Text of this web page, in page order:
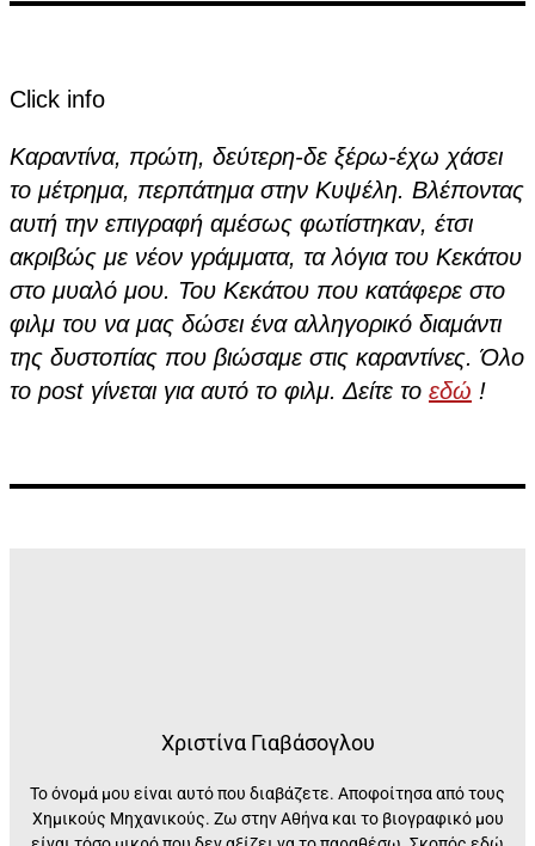
Click info
Καραντίνα, πρώτη, δεύτερη-δε ξέρω-έχω χάσει
το μέτρημα, περπάτημα στην Κυψέλη. Βλέποντας
αυτή την επιγραφή αμέσως φωτίστηκαν, έτσι
ακριβώς με νέον γράμματα, τα λόγια του Κεκάτου
στο μυαλό μου. Του Κεκάτου που κατάφερε στο
φιλμ του να μας δώσει ένα αλληγορικό διαμάντι
της δυστοπίας που βιώσαμε στις καραντίνες. Όλο
το post γίνεται για αυτό το φιλμ. Δείτε το εδώ !
Χριστίνα Γιαβάσογλου
Το όνομά μου είναι αυτό που διαβάζετε. Αποφοίτησα από τους
Χημικούς Μηχανικούς. Ζω στην Αθήνα και το βιογραφικό μου